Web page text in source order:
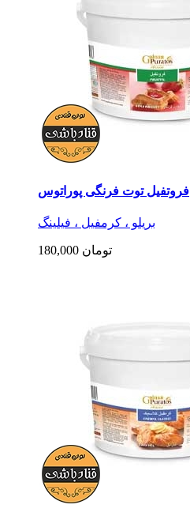
فروتفیل توت فرنگی پوراتوس
بریلو ، کرمفیل ، فیلینگ
180,000 تومان